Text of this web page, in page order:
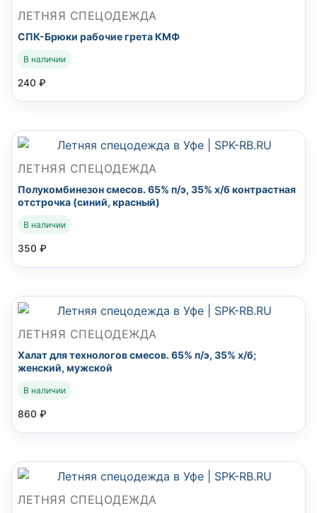
ЛЕТНЯЯ СПЕЦОДЕЖДА
СПК-Брюки рабочие грета КМФ
В наличии
240 ₽
ЛЕТНЯЯ СПЕЦОДЕЖДА
Полукомбинезон смесов. 65% п/э, 35% х/б контрастная
отстрочка (синий, красный)
В наличии
350 ₽
ЛЕТНЯЯ СПЕЦОДЕЖДА
Халат для технологов смесов. 65% п/э, 35% х/б;
женский, мужской
В наличии
860 ₽
ЛЕТНЯЯ СПЕЦОДЕЖДА